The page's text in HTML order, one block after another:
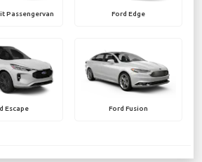
Passengervan Ford Edge
Escape Ford Fusion